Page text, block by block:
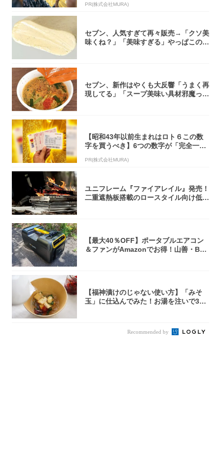
PR(株式会社MURA)
セブン、人気すぎて再々販売→「クソ美
味くね？」「美味すぎる」やっぱこのク
セブン、新作はやくも大反響「うまく再
現してる」「スープ美味い具材邪魔って
【昭和43年以前生まれはロト６この数
字を買うべき】6つの数字が「完全一
PR(株式会社MURA)
ユニフレーム『ファイアレイル』発売！
二重遮熱板搭載のロースタイル向け低型
【最大40％OFF】ポータブルエアコン
＆ファンがAmazonでお得！山善・Bo
【福神漬けのじゃない使い方】「みそ
玉」に仕込んでみた！お湯を注いで30
Recommended by